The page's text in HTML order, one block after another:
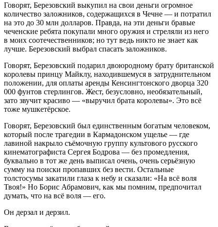
Говорят, Березовский выкупил на свои деньги огромное
количество заложников, содержащихся в Чечне — и потратил
на это до 30 млн долларов. Правда, на эти деньги бравые
чеченские ребята покупали много оружия и стреляли из него
в моих соотечественников; но тут ведь никто не знает как
лучше. Березовский выбрал спасать заложников.
Говорят, Березовский подарил двоюродному брату британской
королевы принцу Майклу, находившемуся в затруднительном
положении, для оплаты аренды Кенсингтонского дворца 320
000 фунтов стерлингов. Жест, безусловно, необязательный,
зато звучит красиво — «выручил брата королевы». Это всё
тоже мушкетёрское.
Говорят, Березовский был единственным богатым человеком,
который после трагедии в Кармадонском ущелье — где
лавиной накрыло съёмочную группу культового русского
кинематографиста Сергея Бодрова — без промедления,
буквально в тот же день выписал очень, очень серьёзную
сумму на поиски пропавших без вести. Остальные
толстосумы закатили глаза к небу и сказали: «На всё воля
Твоя!» Но Борис Абрамович, как мы помним, предпочитал
думать, что на всё воля — его.
Он дерзал и дерзил.